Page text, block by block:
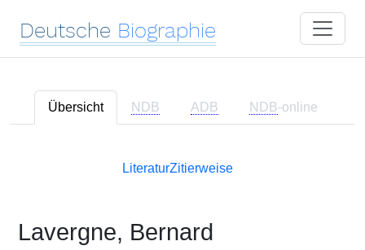
Deutsche Biographie
Übersicht NDB ADB NDB-online
LiteraturZitierweise
Lavergne, Bernard